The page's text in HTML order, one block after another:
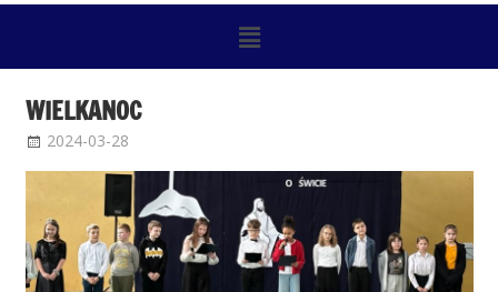
WIELKANOC
2024-03-28